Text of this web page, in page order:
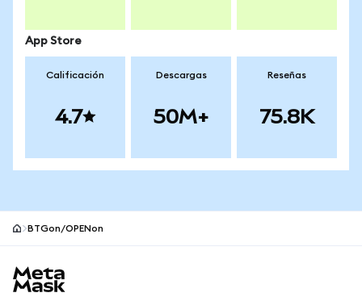
App Store
Calificación
4.7
Descargas
50M+
Reseñas
75.8K
BTGon/OPENon